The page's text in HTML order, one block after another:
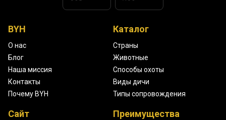
BYH
О нас
Блог
Наша миссия
Контакты
Почему BYH
Каталог
Страны
Животные
Способы охоты
Виды дичи
Типы сопровождения
Сайт Преимущества